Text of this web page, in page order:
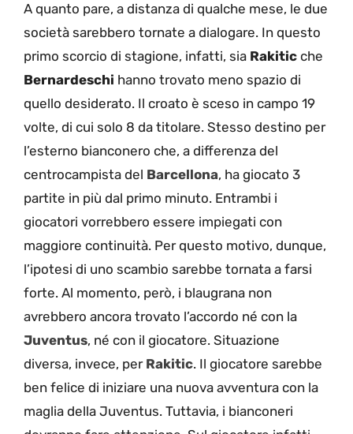
A quanto pare, a distanza di qualche mese, le due
società sarebbero tornate a dialogare. In questo
primo scorcio di stagione, infatti, sia Rakitic che
Bernardeschi hanno trovato meno spazio di
quello desiderato. Il croato è sceso in campo 19
volte, di cui solo 8 da titolare. Stesso destino per
l’esterno bianconero che, a differenza del
centrocampista del Barcellona, ha giocato 3
partite in più dal primo minuto. Entrambi i
giocatori vorrebbero essere impiegati con
maggiore continuità. Per questo motivo, dunque,
l’ipotesi di uno scambio sarebbe tornata a farsi
forte. Al momento, però, i blaugrana non
avrebbero ancora trovato l’accordo né con la
Juventus, né con il giocatore. Situazione
diversa, invece, per Rakitic. Il giocatore sarebbe
ben felice di iniziare una nuova avventura con la
maglia della Juventus. Tuttavia, i bianconeri